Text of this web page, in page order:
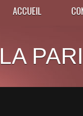
ACCUEIL
LA